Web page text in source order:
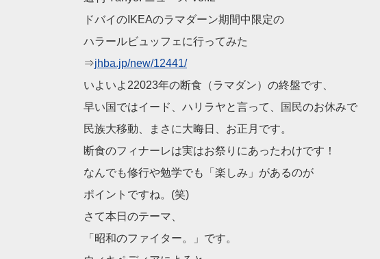
ドバイのIKEAのラマダーン期間中限定の
ハラールビュッフェに行ってみた
⇒jhba.jp/new/12441/
いよいよ22023年の断食（ラマダン）の終盤です、
早い国ではイード、ハリラヤと言って、国民のお休みで
民族大移動、まさに大晦日、お正月です。
断食のフィナーレは実はお祭りにあったわけです！
なんでも修行や勉学でも「楽しみ」があるのが
ポイントですね。(笑)
さて本日のテーマ、
「昭和のファイター。」です。